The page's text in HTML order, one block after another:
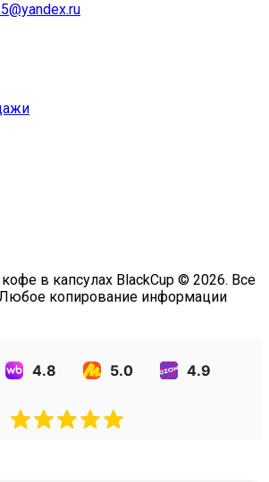
в капсулах BlackCup © 2026. Все
копирование информации
4.8 5.0 4.9